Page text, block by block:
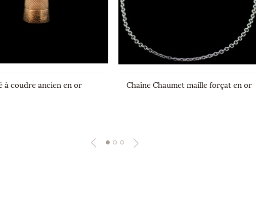
à coudre ancien en or Chaîne Chaumet maille forçat en or